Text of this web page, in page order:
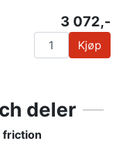
3 072,-
Kjøp
deler
friction